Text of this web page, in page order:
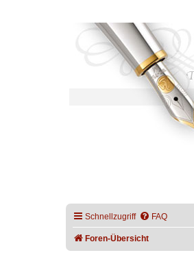
Schnellzugriff FAQ
Foren-Übersicht